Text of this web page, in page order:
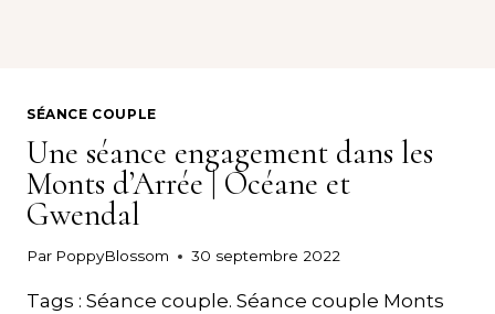
SÉANCE COUPLE
Une séance engagement dans les
Monts d’Arrée | Océane et
Gwendal
Par PoppyBlossom 30 septembre 2022
Tags : Séance couple. Séance couple Monts